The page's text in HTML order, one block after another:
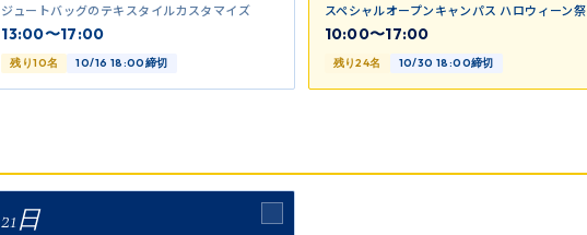
ジュートバッグのテキスタイルカスタマイズ
13:00〜17:00
残り10名 10/16 18:00締切
スペシャルオープンキャンパス ハロウィーン祭
10:00〜17:00
残り24名 10/30 18:00締切
21日